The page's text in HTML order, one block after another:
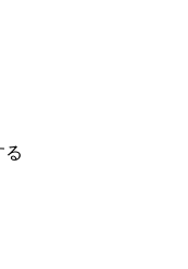
る